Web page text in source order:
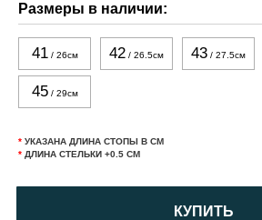
Размеры в наличии:
41/ 26см 42 / 26.5см 43 / 27.5см
45/ 29см
* УКАЗАНА ДЛИНА СТОПЫ В СМ
* ДЛИНА СТЕЛЬКИ +0.5 СМ
КУПИТЬ